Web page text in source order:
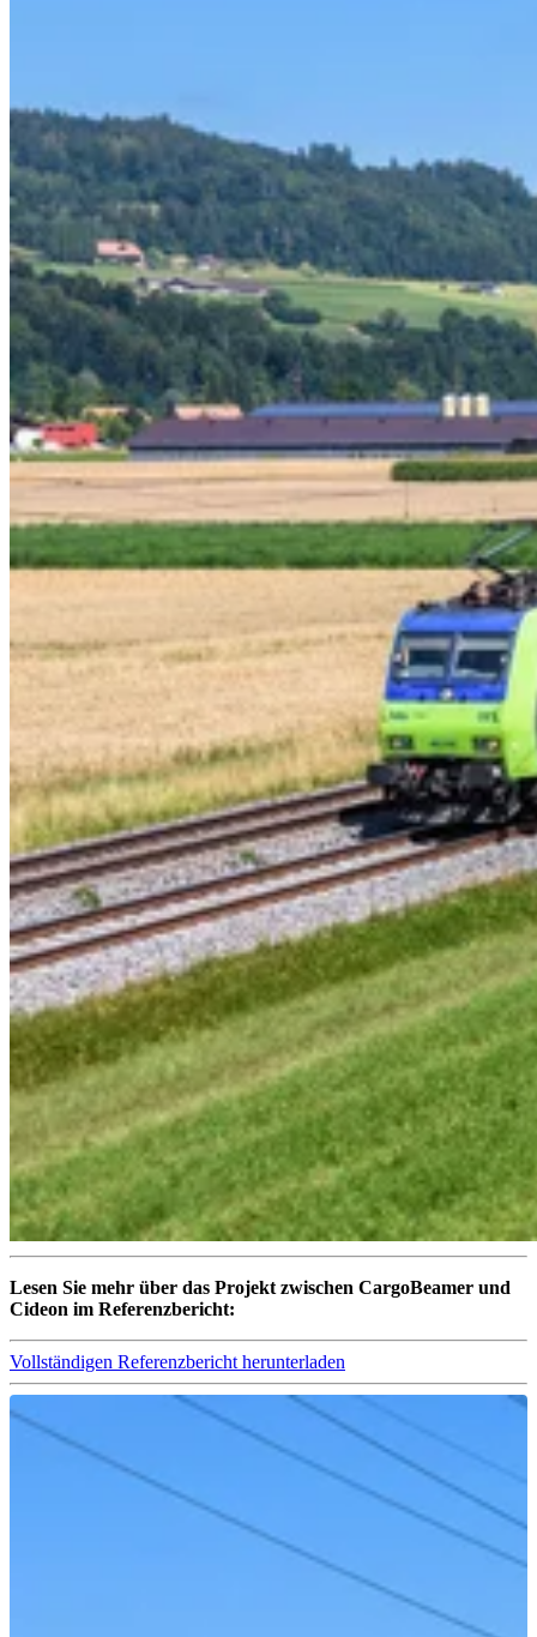
Lesen Sie mehr über das Projekt zwischen CargoBeamer und
Cideon im Referenzbericht:
Vollständigen Referenzbericht herunterladen